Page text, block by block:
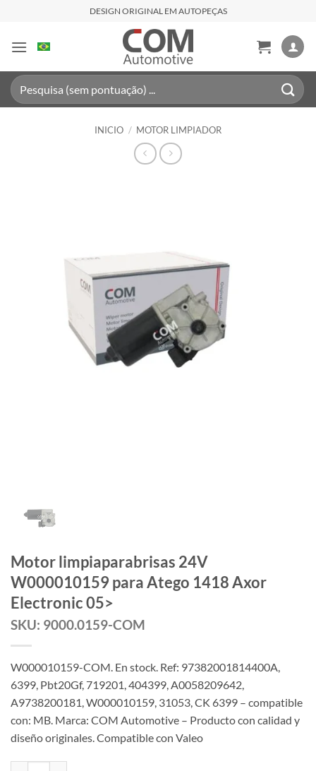
contenido
DESIGN ORIGINAL EM AUTOPEÇAS
Buscar
por:
INICIO / MOTOR LIMPIADOR
Motor limpiaparabrisas 24V
W000010159 para Atego 1418 Axor
Electronic 05>
SKU: 9000.0159-COM
W000010159-COM. En stock. Ref: 97382001814400A,
6399, Pbt20Gf, 719201, 404399, A0058209642,
A9738200181, W000010159, 31053, CK 6399 – compatible
con: MB. Marca: COM Automotive – Producto con calidad y
diseño originales. Compatible con Valeo